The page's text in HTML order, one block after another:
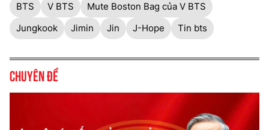
BTS
V BTS
Mute Boston Bag của V BTS
Jungkook
Jimin Jin J-Hope Tin bts
Chuyên đề